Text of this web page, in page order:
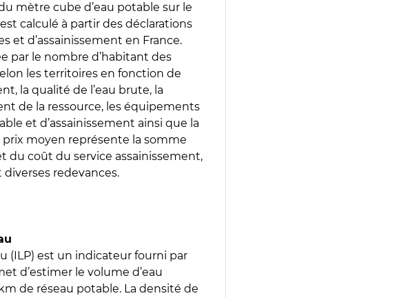
mètre cube d’eau potable sur le
calculé à partir des déclarations
et d’assainissement en France.
par le nombre d’habitant des
les territoires en fonction de
la qualité de l’eau brute, la
de la ressource, les équipements
et d’assainissement ainsi que la
moyen représente la somme
du coût du service assainissement,
redevances.
(ILP) est un indicateur fourni par
d’estimer le volume d’eau
de réseau potable. La densité de